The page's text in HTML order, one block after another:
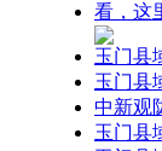
看，这
玉门县
玉门县
中新观
玉门县